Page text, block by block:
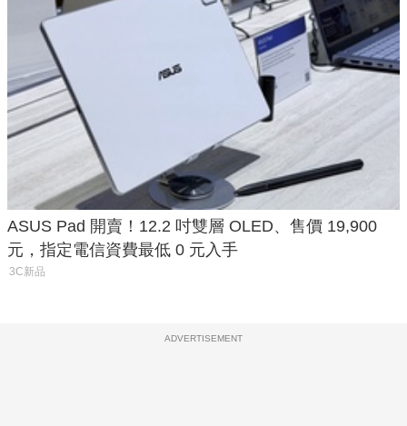
ASUS Pad 開賣！12.2 吋雙層 OLED、售價 19,900
元，指定電信資費最低 0 元入手
3C新品
ADVERTISEMENT